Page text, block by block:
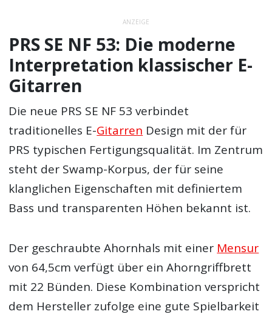
ANZEIGE
PRS SE NF 53: Die moderne
Interpretation klassischer E-
Gitarren
Die neue PRS SE NF 53 verbindet
traditionelles E-Gitarren Design mit der für
PRS typischen Fertigungsqualität. Im Zentrum
steht der Swamp-Korpus, der für seine
klanglichen Eigenschaften mit definiertem
Bass und transparenten Höhen bekannt ist.
Der geschraubte Ahornhals mit einer Mensur
von 64,5cm verfügt über ein Ahorngriffbrett
mit 22 Bünden. Diese Kombination verspricht
dem Hersteller zufolge eine gute Spielbarkeit